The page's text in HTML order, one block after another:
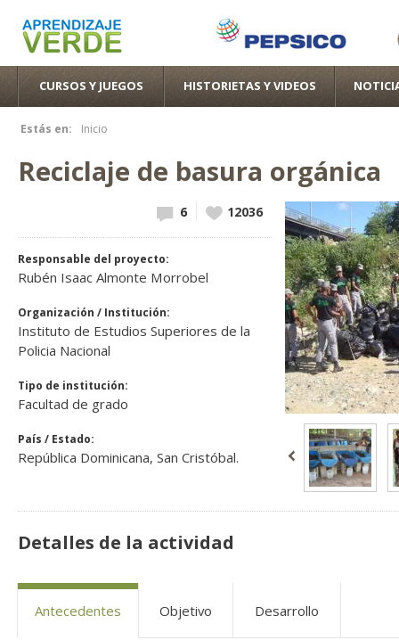
CURSOS Y JUEGOS HISTORIETAS Y VIDEOS
Estás en:
Se encuentra usted aquí
Inicio
Reciclaje de basura orgánica
12036
Vote up!
6
Responsable del proyecto:
Rubén Isaac Almonte Morrobel
Organización / Institución:
Instituto de Estudios Superiores de la
Policia Nacional
Tipo de institución:
Facultad de grado
País / Estado:
República Dominicana, San Cristóbal.
Detalles de la actividad
Antecedentes Objetivo Desarrollo